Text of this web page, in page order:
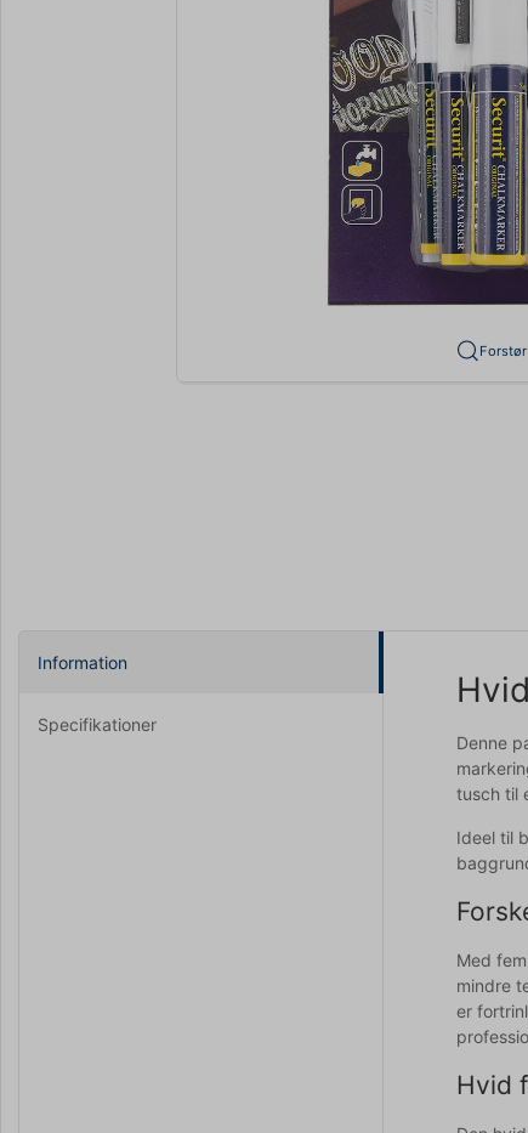
Forstør
Information
Specifikationer
Denne
tusch til
Ideel til
Med
mindre
er
Hvid